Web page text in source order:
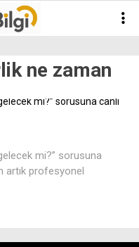
ne zaman
mi?” sorusuna
artık profesyonel